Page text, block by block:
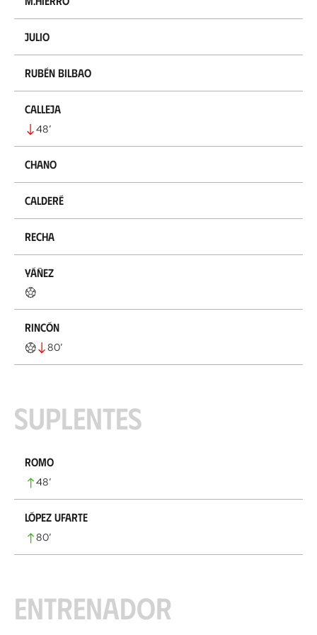
Julio
Rubén Bilbao
Calleja
48’
Chano
Calderé
Recha
Yáñez
Rincón
80’
Suplentes
Romo
48’
López Ufarte
80’
Entrenador